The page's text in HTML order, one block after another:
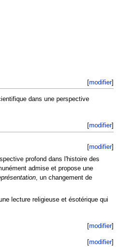
[modifier]
dans une perspective
[modifier]
[modifier]
profond dans l'histoire des
admise et propose une
, un changement de
lecture religieuse et ésotérique qui
[modifier]
[modifier]